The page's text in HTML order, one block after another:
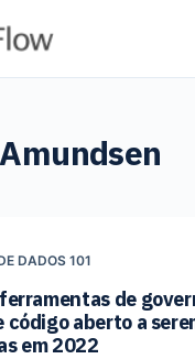
Amundsen
DADOS 101
de
código aberto a
em 2022